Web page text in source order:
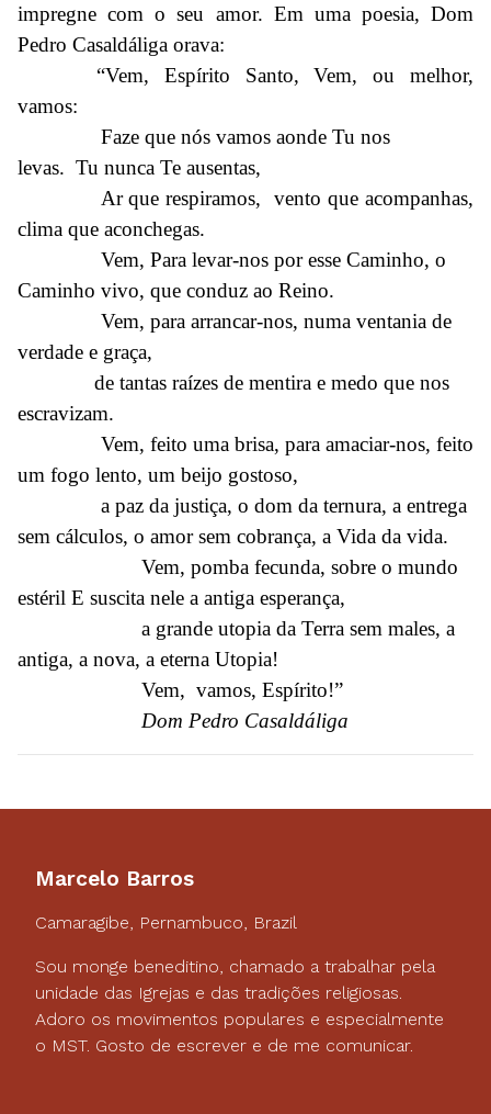
impregne com o seu amor. Em uma poesia, Dom
Pedro Casaldáliga orava:
“Vem, Espírito Santo, Vem, ou melhor,
vamos:
Faze que nós vamos aonde Tu nos
levas. Tu nunca Te ausentas,
Ar que respiramos, vento que acompanhas,
clima que aconchegas.
Vem, Para levar-nos por esse Caminho, o
Caminho vivo, que conduz ao Reino.
Vem, para arrancar-nos, numa ventania de
verdade e graça,
de tantas raízes de mentira e medo que nos
escravizam.
Vem, feito uma brisa, para amaciar-nos, feito
um fogo lento, um beijo gostoso,
a paz da justiça, o dom da ternura, a entrega
sem cálculos, o amor sem cobrança, a Vida da vida.
Vem, pomba fecunda, sobre o mundo
estéril E suscita nele a antiga esperança,
a grande utopia da Terra sem males, a
antiga, a nova, a eterna Utopia!
Vem, vamos, Espírito!”
Dom Pedro Casaldáliga
Marcelo Barros
Camaragibe, Pernambuco, Brazil
Sou monge beneditino, chamado a trabalhar pela
unidade das Igrejas e das tradições religiosas.
Adoro os movimentos populares e especialmente
o MST. Gosto de escrever e de me comunicar.